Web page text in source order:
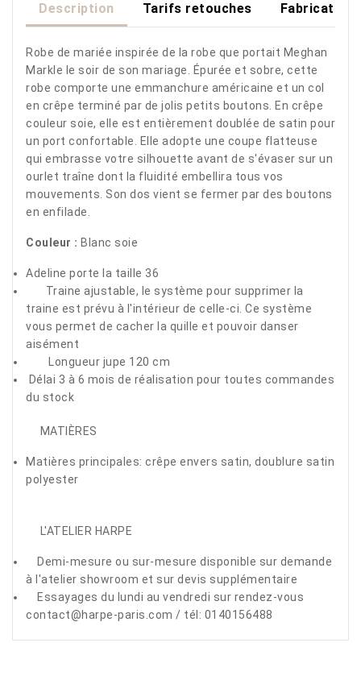
Description Tarifs retouches Fabrication
Robe de mariée inspirée de la robe que portait Meghan
Markle le soir de son mariage. Épurée et sobre, cette
robe comporte une emmanchure américaine et un col
en crêpe terminé par de jolis petits boutons. En crêpe
couleur soie, elle est entièrement doublée de satin pour
un port confortable. Elle adopte une coupe flatteuse
qui embrasse votre silhouette avant de s'évaser sur un
ourlet traîne dont la fluidité embellira tous vos
mouvements. Son dos vient se fermer par des boutons
en enfilade.
Couleur : Blanc soie
Adeline porte la taille 36
Traine ajustable, le système pour supprimer la
traine est prévu à l'intérieur de celle-ci. Ce système
vous permet de cacher la quille et pouvoir danser
aisément
Longueur jupe 120 cm
Délai 3 à 6 mois de réalisation pour toutes commandes
du stock
MATIÈRES
Matières principales: crêpe envers satin, doublure satin
polyester
L'ATELIER HARPE
Demi-mesure ou sur-mesure disponible sur demande
à l'atelier showroom et sur devis supplémentaire
Essayages du lundi au vendredi sur rendez-vous
contact@harpe-paris.com / tél: 0140156488